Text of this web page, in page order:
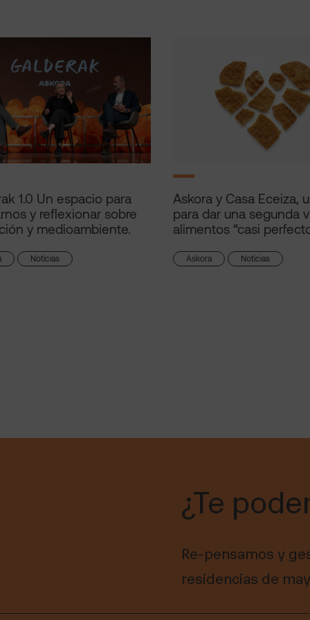
1.0 Un espacio para
y reflexionar sobre
y medioambiente.
Noticias
Askora y Casa Eceiza,
para dar una segunda
alimentos “casi
Askora Noticias
¿Te
Re-pensamos y
residencias de